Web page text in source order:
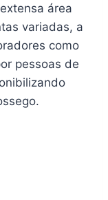
área
variadas, a
como
pessoas de